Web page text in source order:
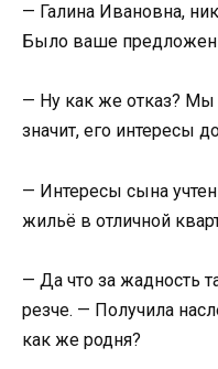
— Галина Ивановна,
Было ваше
— Ну как же отказ?
значит, его интересы
— Интересы сына
жильё в отличной
— Да что за жадность
резче. — Получила
как же родня?